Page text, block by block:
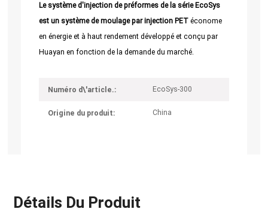
Le système d'injection de préformes de la série EcoSys
est un système de moulage par injection PETéconome
en énergie et à haut rendement développé et conçu par
Huayan en fonction de la demande du marché.
Numéro d\'article.: EcoSys-300
Origine du produit: China
Détails Du Produit